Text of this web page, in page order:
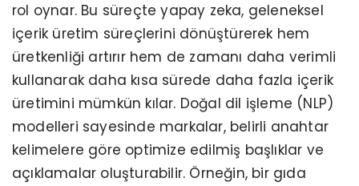
rol oynar. Bu süreçte yapay zeka, geleneksel
içerik üretim süreçlerini dönüştürerek hem
üretkenliği artırır hem de zamanı daha verimli
kullanarak daha kısa sürede daha fazla içerik
üretimini mümkün kılar. Doğal dil işleme (NLP)
modelleri sayesinde markalar, belirli anahtar
kelimelere göre optimize edilmiş başlıklar ve
açıklamalar oluşturabilir. Örneğin, bir gıda